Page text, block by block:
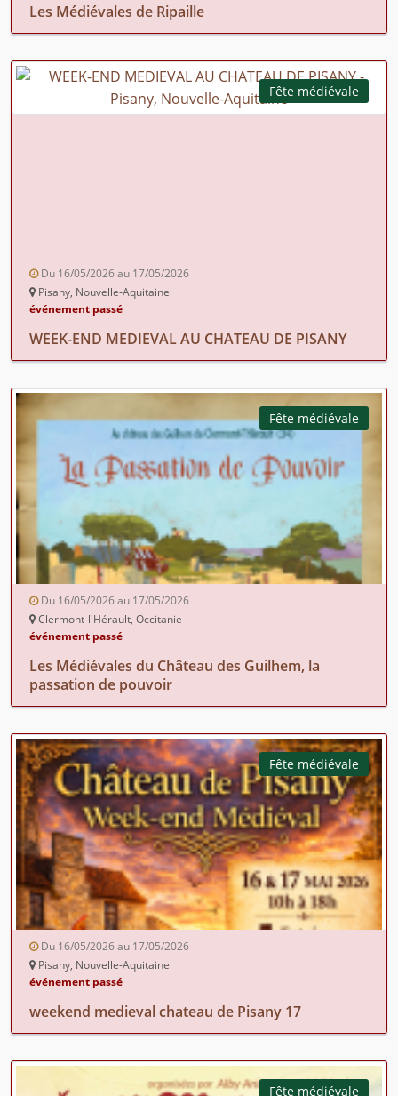
Les Médiévales de Ripaille
Fête médiévale
Du 16/05/2026 au 17/05/2026
Pisany, Nouvelle-Aquitaine
événement passé
WEEK-END MEDIEVAL AU CHATEAU DE PISANY
Fête médiévale
Du 16/05/2026 au 17/05/2026
Clermont-l'Hérault, Occitanie
événement passé
Les Médiévales du Château des Guilhem, la
passation de pouvoir
Fête médiévale
Du 16/05/2026 au 17/05/2026
Pisany, Nouvelle-Aquitaine
événement passé
weekend medieval chateau de Pisany 17
Fête médiévale